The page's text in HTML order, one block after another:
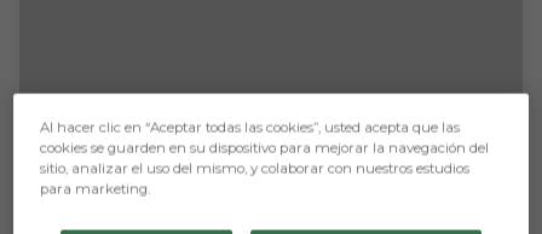
Al hacer clic en “Aceptar todas las cookies”, usted acepta que las
cookies se guarden en su dispositivo para mejorar la navegación del
sitio, analizar el uso del mismo, y colaborar con nuestros estudios
para marketing.